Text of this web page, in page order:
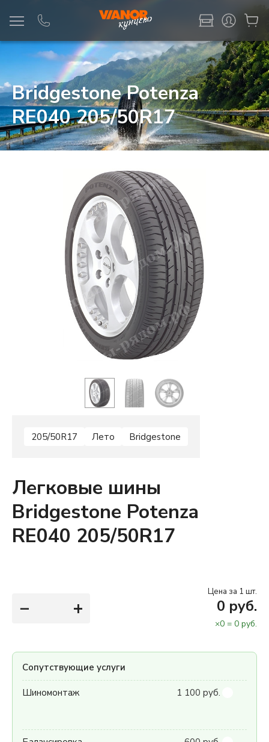
Bridgestone Potenza
RE040 205/50R17
205/50R17 Лето Bridgestone
Легковые шины
Bridgestone Potenza
RE040 205/50R17
− +
Цена за 1 шт.
0 руб.
×0 = 0 руб.
Сопутствующие услуги
Шиномонтаж 1 100 руб.
Информация Фото товара